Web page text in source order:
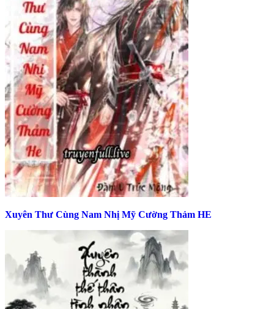
Xuyên Thư Cùng Nam Nhị Mỹ Cường Thảm HE